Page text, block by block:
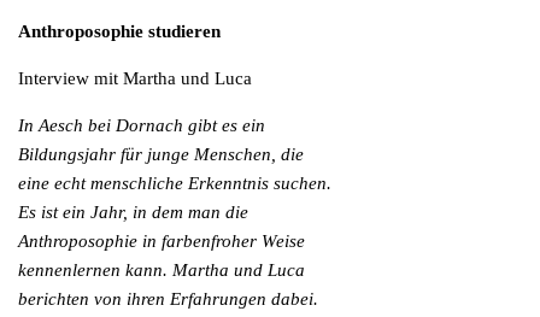
Anthroposophie studieren
Interview mit Martha und Luca
In Aesch bei Dornach gibt es ein
Bildungsjahr für junge Menschen, die
eine echt menschliche Erkenntnis suchen.
Es ist ein Jahr, in dem man die
Anthroposophie in farbenfroher Weise
kennenlernen kann. Martha und Luca
berichten von ihren Erfahrungen dabei.